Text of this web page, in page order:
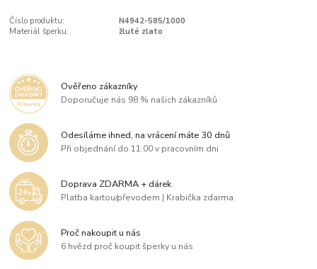
Číslo produktu:
N4942-585/1000
Materiál šperku:
žluté zlato
Ověřeno zákazníky
Doporučuje nás 98 % našich zákazníků
Odesíláme ihned, na vrácení máte 30 dnů
Při objednání do 11:00 v pracovním dni
Doprava ZDARMA + dárek
Platba kartou/převodem | Krabička zdarma
Proč nakoupit u nás
6 hvězd proč koupit šperky u nás